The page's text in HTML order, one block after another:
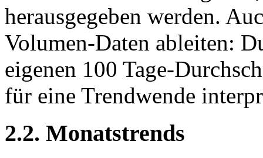
herausgegeben werden.
Volumen-Daten ableiten:
eigenen 100 Tage-
für eine Trendwende
2.2. Monatstrends